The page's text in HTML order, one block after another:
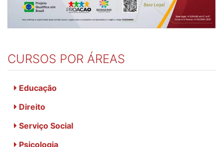
CURSOS POR ÁREAS
Educação
Direito
Serviço Social
Psicologia